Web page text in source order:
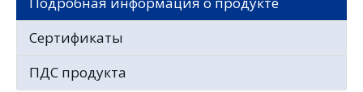
Сертификаты
ПДС продукта